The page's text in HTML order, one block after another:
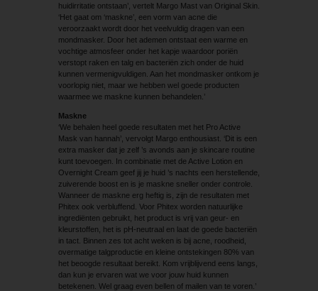
huidirritatie ontstaan’, vertelt Margo Mast van Original Skin.
‘Het gaat om ‘maskne’, een vorm van acne die
veroorzaakt wordt door het veelvuldig dragen van een
mondmasker. Door het ademen ontstaat een warme en
vochtige atmosfeer onder het kapje waardoor poriën
verstopt raken en talg en bacteriën zich onder de huid
kunnen vermenigvuldigen. Aan het mondmasker ontkom je
voorlopig niet, maar we hebben wel goede producten
waarmee we maskne kunnen behandelen.’
Maskne
‘We behalen heel goede resultaten met het Pro Active
Mask van hannah’, vervolgt Margo enthousiast. ‘Dit is een
extra masker dat je zelf ’s avonds aan je skincare routine
kunt toevoegen. In combinatie met de Active Lotion en
Overnight Cream geef jij je huid ’s nachts een herstellende,
zuiverende boost en is je maskne sneller onder controle.
Wanneer de maskne erg heftig is, zijn de resultaten met
Phitex ook verbluffend. Voor Phitex worden natuurlijke
ingrediënten gebruikt, het product is vrij van geur- en
kleurstoffen, het is pH-neutraal en laat de goede bacteriën
in tact. Binnen zes tot acht weken is bij acne, roodheid,
overmatige talgproductie en kleine ontstekingen 80% van
het beoogde resultaat bereikt. Kom vrijblijvend eens langs,
dan kun je ervaren wat we voor jouw huid kunnen
betekenen. Wel graag even bellen of mailen van te voren.’